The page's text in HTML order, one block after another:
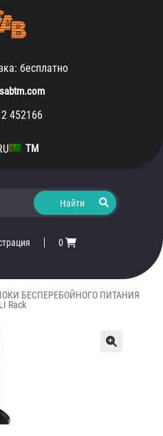
бесплатно
452166
TM
0
БЕСПЕРЕБОЙНОГО ПИТАНИЯ
Rack